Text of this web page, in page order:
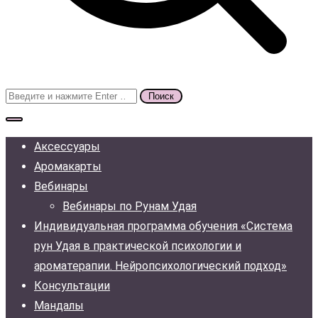
Поиск
для:
Аксессуары
Аромакарты
Вебинары
Вебинары по Рунам Удая
Индивидуальная программа обучения «Система
рун Удая в практической психологии и
ароматерапии. Нейропсихологический подход»
Консультации
Мандалы